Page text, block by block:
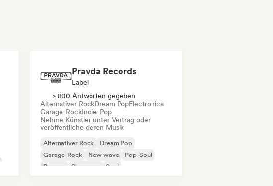
Pravda Records
Label
> 800 Antworten gegeben
Alternativer RockDream PopElectronica
Garage-RockIndie-Pop
Nehme Künstler unter Vertrag oder
veröffentliche deren Musik
Alternativer Rock
Dream Pop
Garage-Rock
New wave
Pop-Soul
Reggae
Shoegaze Soul